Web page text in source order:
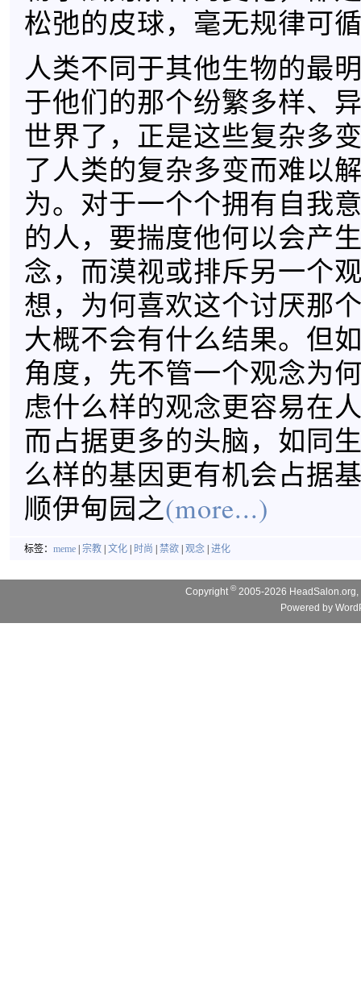
松弛的皮球，毫无规律可
人类不同于其他生物的最
于他们的那个纷繁多样、
世界了，正是这些复杂多
了人类的复杂多变而难以
为。对于一个个拥有自我
的人，要揣度他何以会产
念，而漠视或排斥另一个
想，为何喜欢这个讨厌那
大概不会有什么结果。但
角度，先不管一个观念为
虑什么样的观念更容易在
而占据更多的头脑，如同
么样的基因更有机会占据
顺伊甸园之(more...)
标签： meme 宗教 文化 时尚 禁欲 观念 进化
Copyright© 2005-2026
Powered by